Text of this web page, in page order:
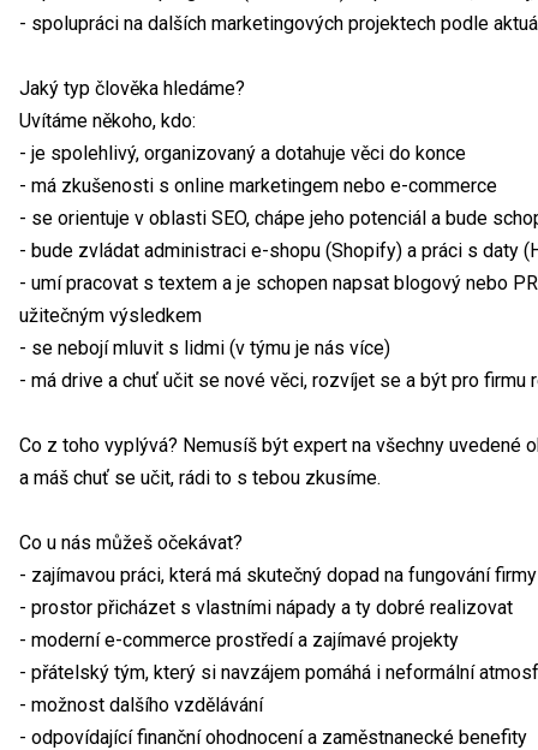
- spolupráci na dalších marketingových projektech podle
Jaký typ člověka hledáme?
Uvítáme někoho, kdo:
- je spolehlivý, organizovaný a dotahuje věci do konce
- má zkušenosti s online marketingem nebo e-commerce
- se orientuje v oblasti SEO, chápe jeho potenciál a bude
- bude zvládat administraci e-shopu (Shopify) a práci s daty
- umí pracovat s textem a je schopen napsat blogový nebo
užitečným výsledkem
- se nebojí mluvit s lidmi (v týmu je nás více)
- má drive a chuť učit se nové věci, rozvíjet se a být pro firmu
Co z toho vyplývá? Nemusíš být expert na všechny uvedené
a máš chuť se učit, rádi to s tebou zkusíme.
Co u nás můžeš očekávat?
- zajímavou práci, která má skutečný dopad na fungování firmy
- prostor přicházet s vlastními nápady a ty dobré realizovat
- moderní e-commerce prostředí a zajímavé projekty
- přátelský tým, který si navzájem pomáhá i neformální
- možnost dalšího vzdělávání
- odpovídající finanční ohodnocení a zaměstnanecké benefity